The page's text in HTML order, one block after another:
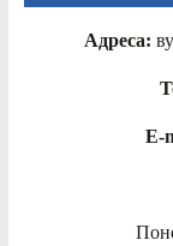
Адреса:
E-